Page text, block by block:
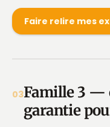
Faire relire mes
03Famille 3 —
garantie